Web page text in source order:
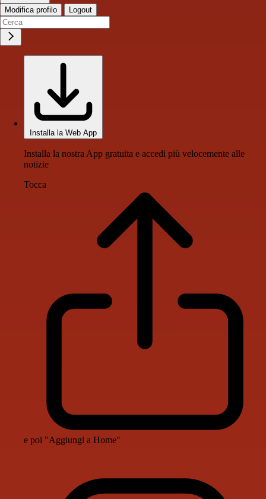
Modifica profilo Logout
Installa la Web App
Installa la nostra App gratuita e accedi più velocemente alle
notizie
Tocca
e poi "Aggiungi a Home"